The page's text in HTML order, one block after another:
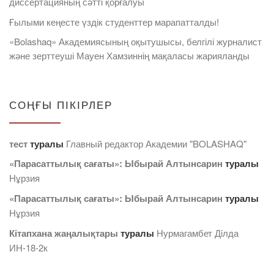
Ғылыми кеңесте үздік студенттер марапатталды!
«Bolashaq» Академиясының оқытушысы, белгілі журналист
және зерттеуші Мауен Хамзиннің мақаласы жарияланды
СОҢҒЫ ПІКІРЛЕР
тесттуралы Главный редактор Академии "BOLASHAQ"
«Парасаттылық сағаты»: Ыбырай Алтынсарин туралы
Нұрзия
«Парасаттылық сағаты»: Ыбырай Алтынсарин туралы
Нұрзия
Кітапхана жаңалықтары туралы Нурмагамбет Дiлда
ИН-18-2к